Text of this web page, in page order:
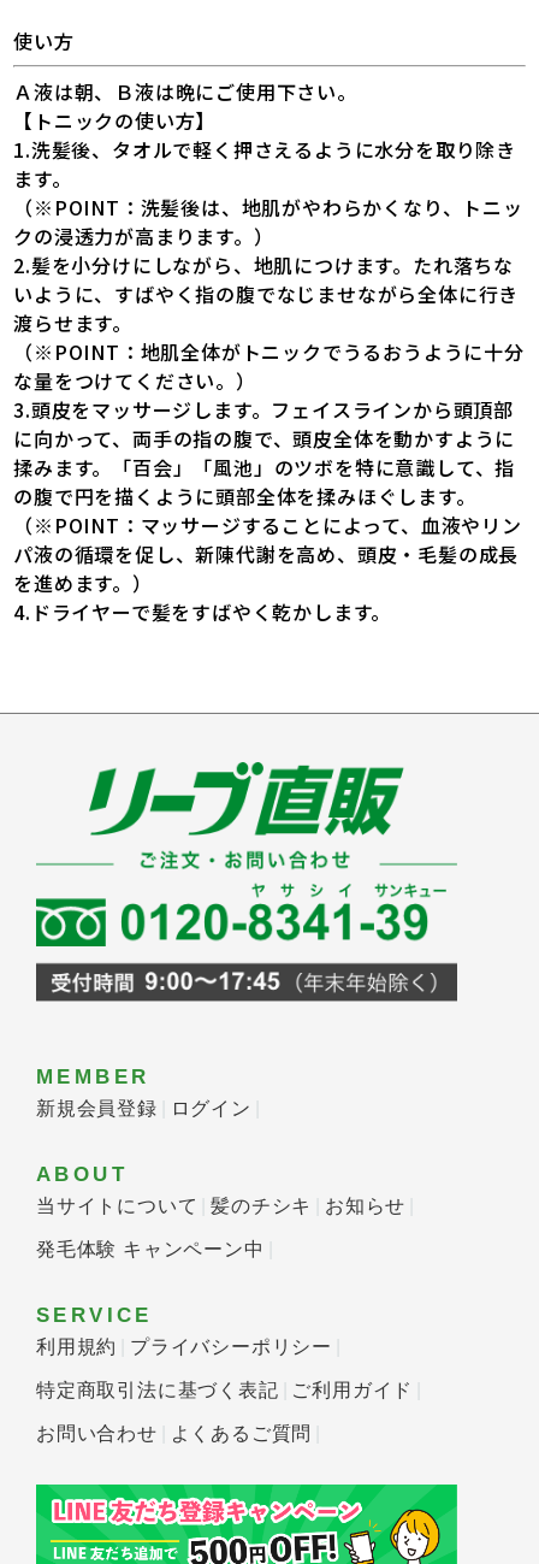
使い方
Ａ液は朝、Ｂ液は晩にご使用下さい。
【トニックの使い方】
1.洗髪後、タオルで軽く押さえるように水分を取り除き
ます。
（※POINT：洗髪後は、地肌がやわらかくなり、トニッ
クの浸透力が高まります。）
2.髪を小分けにしながら、地肌につけます。たれ落ちな
いように、すばやく指の腹でなじませながら全体に行き
渡らせます。
（※POINT：地肌全体がトニックでうるおうように十分
な量をつけてください。）
3.頭皮をマッサージします。フェイスラインから頭頂部
に向かって、両手の指の腹で、頭皮全体を動かすように
揉みます。「百会」「風池」のツボを特に意識して、指
の腹で円を描くように頭部全体を揉みほぐします。
（※POINT：マッサージすることによって、血液やリン
パ液の循環を促し、新陳代謝を高め、頭皮・毛髪の成長
を進めます。）
4.ドライヤーで髪をすばやく乾かします。
MEMBER
新規会員登録 ログイン
ABOUT
当サイトについて 髪のチシキ お知らせ
発毛体験 キャンペーン中
SERVICE
利用規約 プライバシーポリシー
特定商取引法に基づく表記 ご利用ガイド
お問い合わせ よくあるご質問